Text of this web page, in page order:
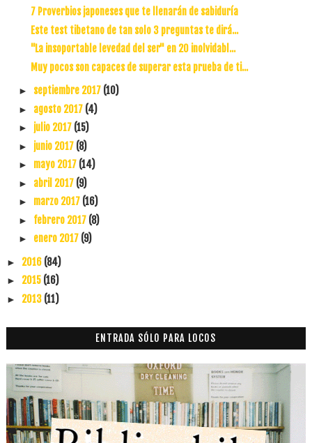
7 Proverbios japoneses que te llenarán de sabiduría
Este test tibetano de tan solo 3 preguntas te dirá...
"La insoportable levedad del ser" en 20 inolvidabl...
Muy pocos son capaces de superar esta prueba de ti...
► septiembre 2017 (10)
► agosto 2017 (4)
► julio 2017 (15)
► junio 2017 (8)
► mayo 2017 (14)
► abril 2017 (9)
► marzo 2017 (16)
► febrero 2017 (8)
► enero 2017 (9)
► 2016 (84)
► 2015 (16)
► 2013 (11)
ENTRADA SÓLO PARA LOCOS